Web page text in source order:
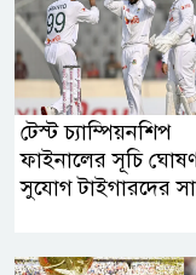
টেস্ট চ্যাম্পিয়নশিপ
ফাইনালের সূচি
সুযোগ টাইগারদের